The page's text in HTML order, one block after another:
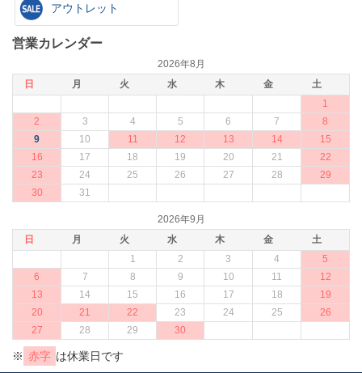
アウトレット
営業カレンダー
2026年8月
日
月 火 水 木 金
土
1
2
3 4 5 6 7
8
9
10 11 12 13 14
15
16
17 18 19 20 21
22
23
24 25 26 27 28
29
30
31
2026年9月
日
月 火 水 木 金
土
1
2 3 4
5
6
7 8 9 10 11
12
13
14 15 16 17 18
19
20
21 22 23 24 25
26
27
28 29 30
※ 赤字 は休業日です